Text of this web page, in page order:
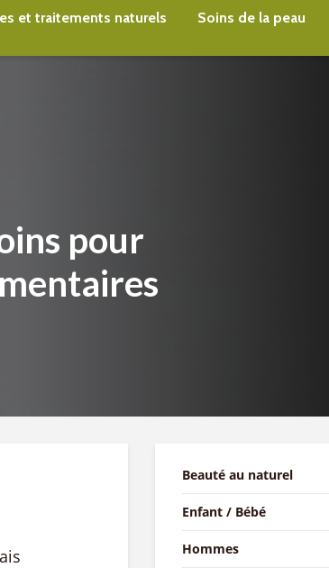
et traitements naturels Soins de la peau
pour
Beauté au naturel
Enfant / Bébé
Hommes